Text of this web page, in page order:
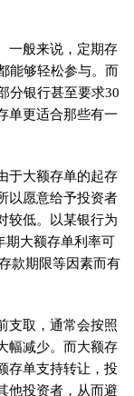
一般来说，定期存
能够轻松参与。而
分银行甚至要求30
单更适合那些有一
于大额存单的起存
以愿意给予投资者
较低。以某银行为
期大额存单利率可
款期限等因素而有
支取，通常会按照
幅减少。而大额存
存单支持转让，投
他投资者，从而避